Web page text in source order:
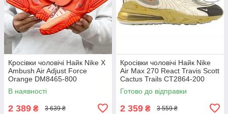
Кросівки чоловічі Найк Nike X
Ambush Air Adjust Force
Orange DM8465-800
В наявності
2 389 ₴ 3 639 ₴
Кросівки чоловічі Найк Nike
Air Max 270 React Travis Scott
Cactus Trails CT2864-200
Готово до відправки
2 359 ₴ 3 559 ₴